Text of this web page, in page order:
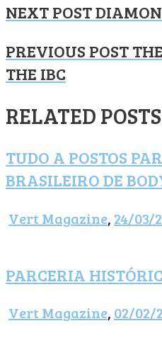
NEXT POST
PREVIOUS POST
THE IBC
RELATED POSTS
TUDO A POSTOS
BRASILEIRO DE
Vert Magazine, 24/03/
PARCERIA
Vert Magazine, 02/02/